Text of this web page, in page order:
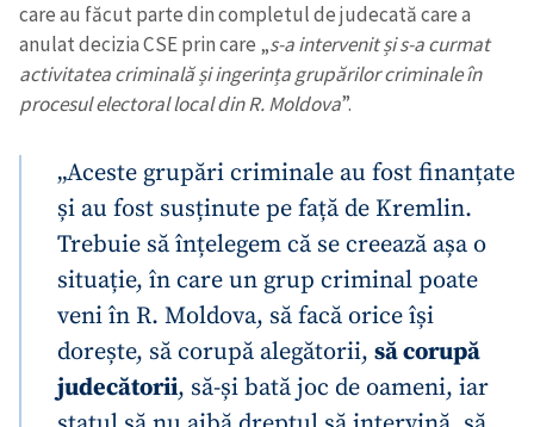
in English
на русском
care au făcut parte din completul de judecată care a
anulat decizia CSE prin care „s-a intervenit și s-a curmat
activitatea criminală și ingerința grupărilor criminale în
procesul electoral local din R. Moldova”.
„Aceste grupări criminale au fost finanțate
și au fost susținute pe față de Kremlin.
Trebuie să înțelegem că se creează așa o
situație, în care un grup criminal poate
veni în R. Moldova, să facă orice își
dorește, să corupă alegătorii, să corupă
judecătorii, să-și bată joc de oameni, iar